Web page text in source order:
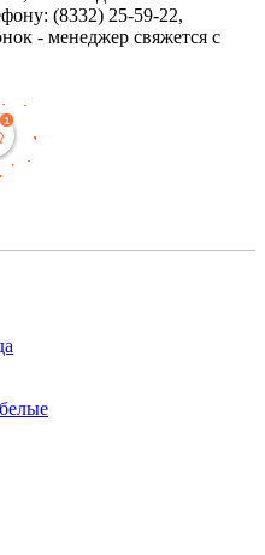
(8332) 25-59-22,
- менеджер свяжется с